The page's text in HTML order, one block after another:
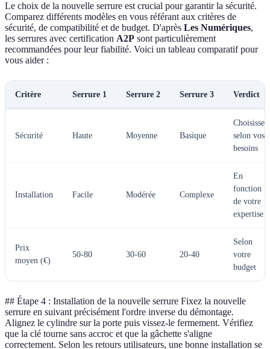
Le choix de la nouvelle serrure est crucial pour garantir la sécurité.
Comparez différents modèles en vous référant aux critères de
sécurité, de compatibilité et de budget. D'après Les Numériques,
les serrures avec certification A2P sont particulièrement
recommandées pour leur fiabilité. Voici un tableau comparatif pour
vous aider :
Critère Serrure 1 Serrure 2 Serrure 3 Verdict
Sécurité Haute Moyenne Basique
Choisissez
selon vos
besoins
Installation Facile Modérée Complexe
En
fonction
de votre
expertise
Prix
moyen (€)
50-80 30-60 20-40
Selon
votre
budget
## Étape 4 : Installation de la nouvelle serrure Fixez la nouvelle
serrure en suivant précisément l'ordre inverse du démontage.
Alignez le cylindre sur la porte puis vissez-le fermement. Vérifiez
que la clé tourne sans accroc et que la gâchette s'aligne
correctement. Selon les retours utilisateurs, une bonne installation se